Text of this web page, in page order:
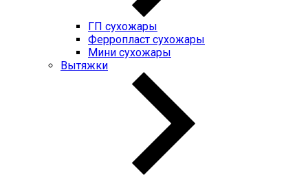
ГП cухожары
Ферропласт cухожары
Мини cухожары
Вытяжки